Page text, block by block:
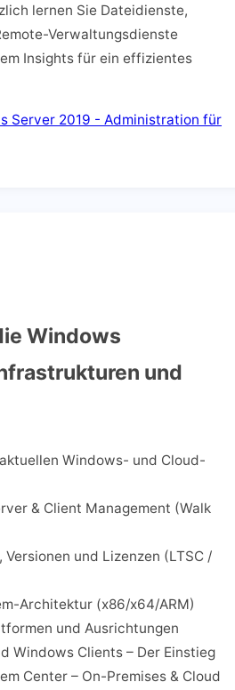
lernen Sie Dateidienste,
Verwaltungsdienste
Insights für ein effizientes
Server 2019 - Administration für
Windows
und
Windows- und Cloud-
& Client Management (Walk
und Lizenzen (LTSC /
Architektur (x86/x64/ARM)
und Ausrichtungen
Windows Clients – Der Einstieg
Center – On-Premises & Cloud